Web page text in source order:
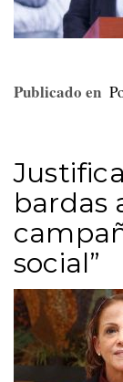
Publicado en
bardas
social”